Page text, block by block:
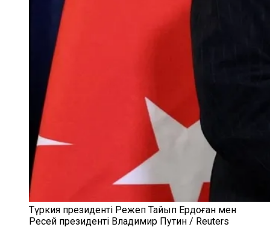
Түркия президенті Режеп Тайып Ердоған мен
Ресей президенті Владимир Путин / Reuters